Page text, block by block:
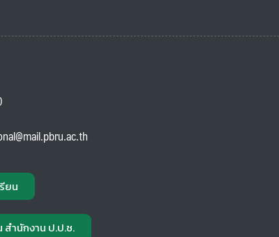
ยน
สำนักงาน ป.ป.ช.